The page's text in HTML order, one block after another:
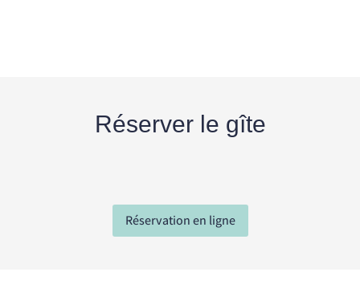
Réserver le gîte
Réservation en ligne